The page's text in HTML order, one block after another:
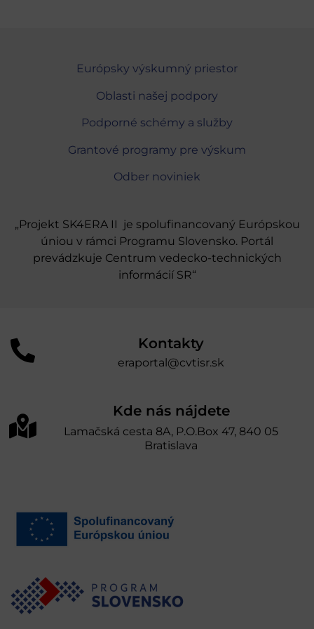
Európsky výskumný priestor
Oblasti našej podpory
Podporné schémy a služby
Grantové programy pre výskum
Odber noviniek
„Projekt SK4ERA II je spolufinancovaný Európskou
úniou v rámci Programu Slovensko. Portál
prevádzkuje Centrum vedecko-technických
informácií SR“
Kontakty
eraportal@cvtisr.sk
Kde nás nájdete
Lamačská cesta 8A, P.O.Box 47, 840 05
Bratislava